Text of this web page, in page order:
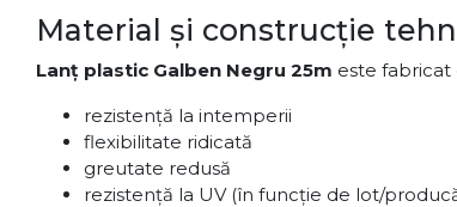
Material și construcție
Lanț plastic Galben Negru 25m este
rezistență la intemperii
flexibilitate ridicată
greutate redusă
rezistență la UV (în funcție de lot/